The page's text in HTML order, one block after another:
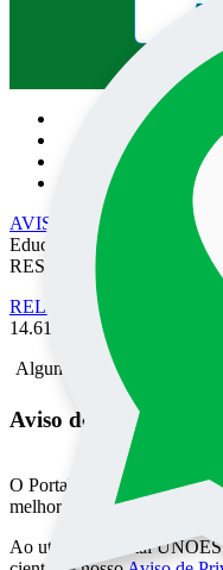
AVISO DE PRIVACIDADE
Educação e Cultura SA/
RESERVADOS
RELATÓRIO DE
14.611 de 03 de Julho de
Alguma mensagem
Aviso de
O Portal UNOESTE usa
melhor experiência de
Ao utilizar o Portal